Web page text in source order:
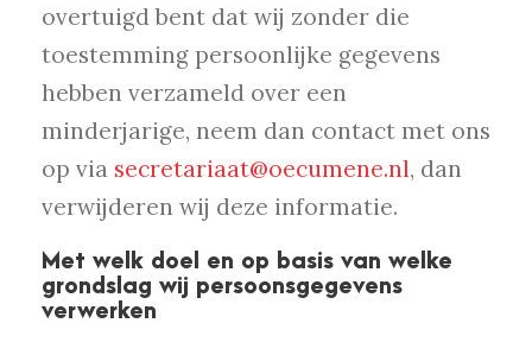
overtuigd bent dat wij zonder die
toestemming persoonlijke gegevens
hebben verzameld over een
minderjarige, neem dan contact met ons
op via secretariaat@oecumene.nl, dan
verwijderen wij deze informatie.
Met welk doel en op basis van welke
grondslag wij persoonsgegevens
verwerken